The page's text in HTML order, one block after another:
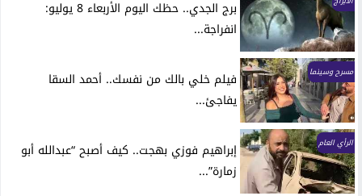
برج الجدي.. حظك اليوم الأربعاء 8 يوليو:
انفراجة...
مسرح وسينما
فيلم خلي بالك من نفسك.. أحمد السقا
يفاجئ...
الرأي العام
إبراهيم فوزي بهجت.. كيف أصبح “عبدالله أبو
زمارة”...